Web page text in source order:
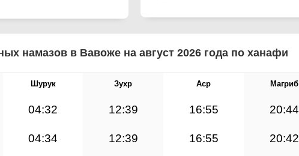
намазов в Вавоже на август 2026 года по ханафи
Шурук Зухр Аср Магриб
04:32 12:39 16:55 20:44
04:34 12:39 16:55 20:42